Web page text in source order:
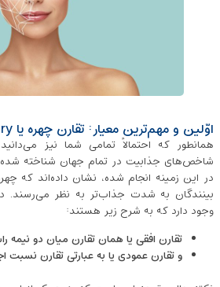
اوّلین و مهم‌ترین معیار: تقارن چهره یا Facial Symmetry
همانطور که احتمالاً تمامی شما نیز
شاخص‌های جذابیت در تمام جهان شناخته
در این زمینه انجام شده، نشان داده‌اند که
بینندگان به شدت جذاب‌تر به نظر می‌رسند.
وجود دارد که به شرح زیر هستند:
تقارن افقی یا همان تقارن میان دو
و تقارن عمودی یا به عبارتی تقارن نسبت